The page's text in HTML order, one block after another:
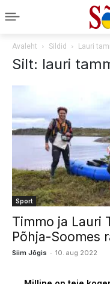
Avaleht Sildid Lauri
Silt: lauri
Sport
Timmo ja Lauri
Põhja-Soomes
Siim Jõgis - 10. aug 2022